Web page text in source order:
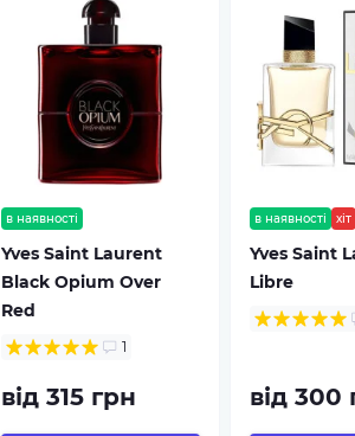
в наявності
Yves Saint Laurent
Black Opium Over
Red
1
від 315 грн
в наявності хіт
Yves Saint
Libre
від 300